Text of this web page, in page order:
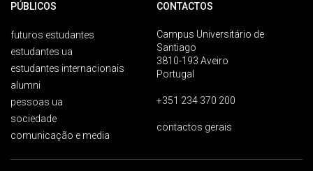
PÚBLICOS
futuros estudantes
estudantes ua
estudantes internacionais
alumni
pessoas ua
sociedade
comunicação e media
CONTACTOS
Campus Universitário de
Santiago
3810-193 Aveiro
Portugal
+351 234 370 200
contactos gerais